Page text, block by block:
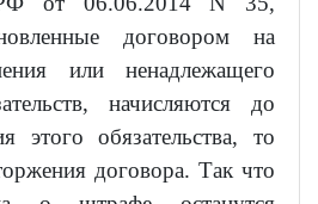
договором на
или ненадлежащего
начисляются до
этого обязательства, то
договора. Так что